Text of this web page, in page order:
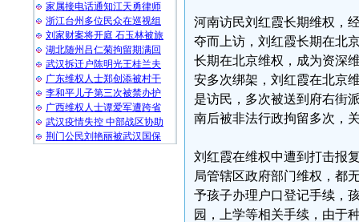
家属接电话通知江天勇律师
浙江台州多位民众在巡视组
刘家财案将开庭 石玉林被旅
湖北随州吕仁菊拘留期满回
武汉拆迁户陈明光王桂兰夫
广东维权人士郑创添被村干
李和平儿子第三次被禁办护
广西维权人士谭爱军遭跨省
武汉疫情失控 中部战区协助
荆门公民刘艳丽被武汉国保
河南访民刘红霞长期维权，
夺而上访，刘红霞长期在北
长期在北京维权，成为资深
安多次绑架，刘红霞在北京
是访民，多次被送到府右街
南后被非法行政拘留多次，
刘红霞在维权中遭到打击报
局管辖区政府部门维权，都
予孩子办理户口登记手续，
园，上学等相关手续，由于